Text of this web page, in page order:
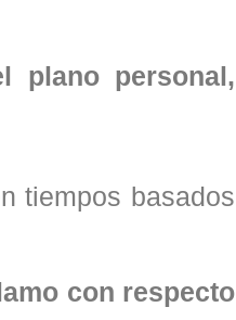
plano personal,
tiempos basados
con respecto